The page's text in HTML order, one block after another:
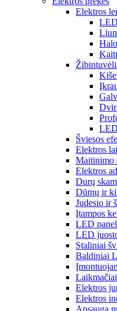
Elektros
Šviesos
Elektros
Maitinimo
Elektros
Durų
Dūmų ir
Judesio ir
Įtampos
LED
LED
Staliniai
Baldiniai
Laikmačiai
Elektros
Elektros
Apsauga